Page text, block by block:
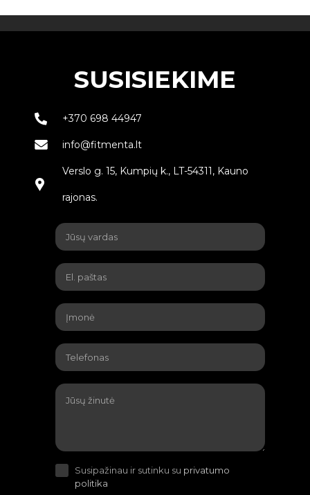
SUSISIEKIME
+370 698 44947
info@fitmenta.lt
Verslo g. 15, Kumpių k., LT-54311, Kauno
rajonas.
Susipažinau ir sutinku su privatumo
politika